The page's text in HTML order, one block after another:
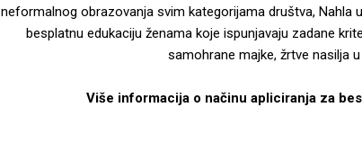
neformalnog obrazovanja svim kategorijama društva,
besplatnu edukaciju ženama koje ispunjavaju zadane
samohrane majke, žrtve nasilja
Više informacija o načinu apliciranja za